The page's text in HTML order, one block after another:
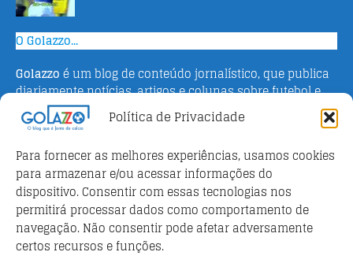
Política de Privacidade
Para fornecer as melhores experiências, usamos cookies
para armazenar e/ou acessar informações do
dispositivo. Consentir com essas tecnologias nos
permitirá processar dados como comportamento de
navegação. Não consentir pode afetar adversamente
certos recursos e funções.
O Golazzo...
Golazzo é um blog de conteúdo jornalístico, que publica
diariamente notícias, artigos e colunas sobre futebol e
campeonato italiano. Fundado em 2016 pelo jornalista
Adriano Bertin, o site tem como objetivo informar o
o esporte na Itália.
Parceiros
Futebol ao vivo